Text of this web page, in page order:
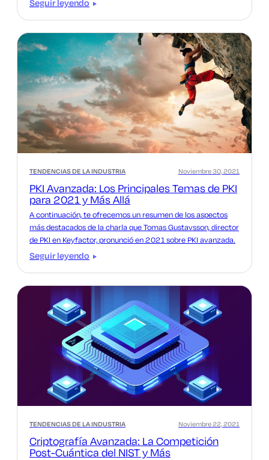
Seguir leyendo
TENDENCIAS DE LA INDUSTRIA
PKI Avanzada: Los Principales Temas de PKI
para 2021 y Más Allá
Noviembre 30, 2021
A continuación, te ofrecemos un resumen de los aspectos
más destacados de la charla que Tomas Gustavsson, director
de PKI en Keyfactor, pronunció en 2021 sobre PKI avanzada.
Seguir leyendo
TENDENCIAS DE LA INDUSTRIA
Criptografía Avanzada: La Competición
Post-Cuántica del NIST y Más
Noviembre 22, 2021